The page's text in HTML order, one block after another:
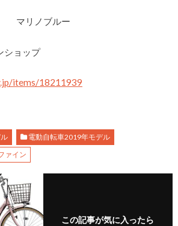
マリノブルー
ショップ
items/18211939
電動自転車2019年モデル
ァイン
この記事が気に入ったら